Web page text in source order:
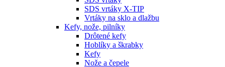
SDS vrtáky X-TIP
Vrtáky na sklo a dlažbu
Kefy, nože, pilníky
Drôtené kefy
Hoblíky a škrabky
Kefy
Nože a čepele